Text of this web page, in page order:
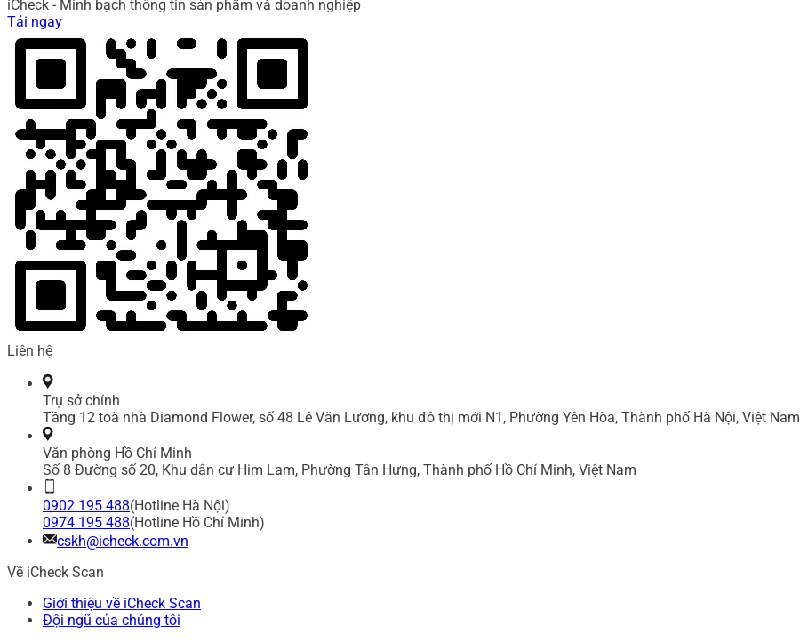
iCheck - Minh bạch thông tin sản phẩm và doanh nghiệp
Tải ngay
Liên hệ
Trụ sở chính
Tầng 12 toà nhà Diamond Flower, số 48 Lê Văn Lương, khu đô thị mới N1, Phường Yên Hòa, Thành phố Hà Nội, Việt Nam
Văn phòng Hồ Chí Minh
Số 8 Đường số 20, Khu dân cư Him Lam, Phường Tân Hưng, Thành phố Hồ Chí Minh, Việt Nam
0902 195 488(Hotline Hà Nội)
0974 195 488(Hotline Hồ Chí Minh)
cskh@icheck.com.vn
Về iCheck Scan
Giới thiệu về iCheck Scan
Đội ngũ của chúng tôi